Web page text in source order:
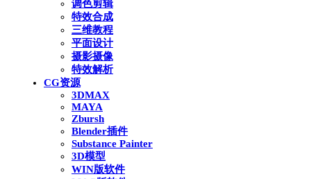
调色剪辑
特效合成
三维教程
平面设计
摄影摄像
特效解析
CG资源
3DMAX
MAYA
Zbursh
Blender插件
Substance Painter
3D模型
WIN版软件